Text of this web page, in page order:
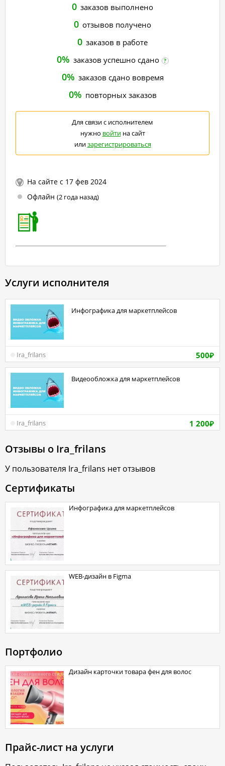
0 заказов выполнено
0 отзывов получено
0 заказов в работе
0% заказов успешно сдано ?
0% заказов сдано вовремя
0% повторных заказов
Для связи с исполнителем
нужно войтина сайт
илизарегистрироваться
На сайте с 17 фев 2024
Офлайн (2 года назад)
Услуги исполнителя
Инфографика для маркетплейсов
500₽
Ira_frilans
Видеообложка для маркетплейсов
1 200₽
Ira_frilans
Отзывы о Ira_frilans
У пользователя Ira_frilans нет отзывов
Сертификаты
Инфографика для маркетплейсов
WEB-дизайн в Figma
Портфолио
Дизайн карточки товара фен для волос
Прайс-лист на услуги